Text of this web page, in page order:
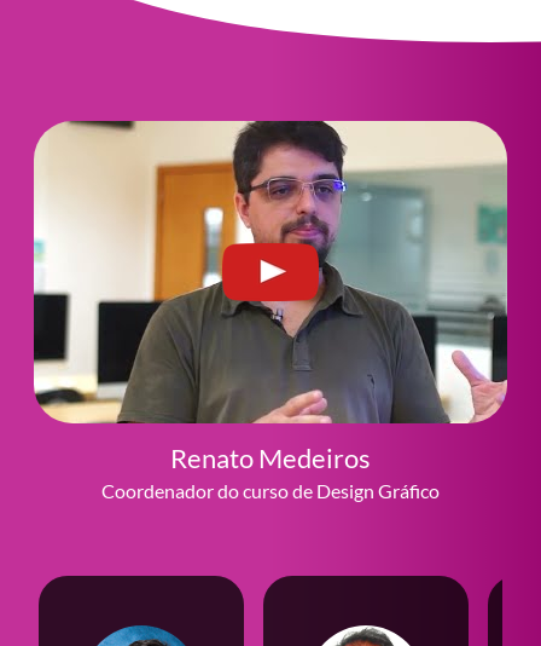
Renato Medeiros
Coordenador do curso